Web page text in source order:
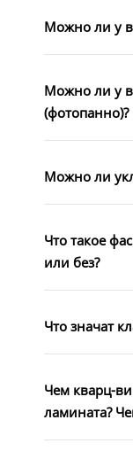
Можно ли у
Можно ли у
(фотопанно)?
Можно ли
Что такое
или без?
Что значат
Чем кварц-
ламината?